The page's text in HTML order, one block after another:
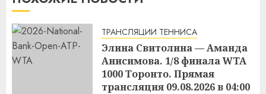
ТРАНСЛЯЦИИ ТЕННИСА
Элина Свитолина — Аманда
Анисимова. 1/8 финала WTA
1000 Торонто. Прямая
трансляция 09.08.2026 в 04:00